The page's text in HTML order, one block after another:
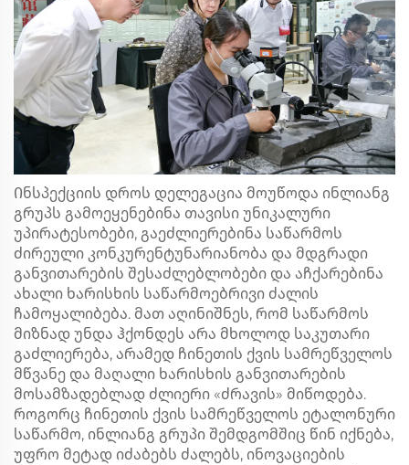
Ინსპექციის დროს დელეგაცია მოუწოდა ინლიანგ
გრუპს გამოეყენებინა თავისი უნიკალური
უპირატესობები, გაეძლიერებინა საწარმოს
ძირეული კონკურენტუნარიანობა და მდგრადი
განვითარების შესაძლებლობები და აჩქარებინა
ახალი ხარისხის საწარმოებრივი ძალის
ჩამოყალიბება. მათ აღინიშნეს, რომ საწარმოს
მიზნად უნდა ჰქონდეს არა მხოლოდ საკუთარი
გაძლიერება, არამედ ჩინეთის ქვის სამრეწველოს
მწვანე და მაღალი ხარისხის განვითარების
მოსამზადებლად ძლიერი «ძრავის» მიწოდება.
როგორც ჩინეთის ქვის სამრეწველოს ეტალონური
საწარმო, ინლიანგ გრუპი შემდგომშიც წინ იქნება,
უფრო მეტად იძაბებს ძალებს, ინოვაციების